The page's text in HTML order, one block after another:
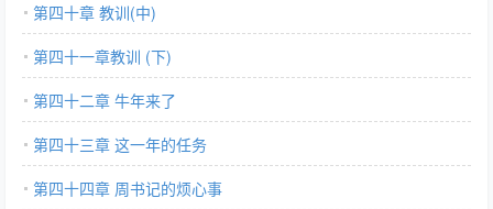
第四十章 教训(中)
第四十一章教训 (下)
第四十二章 牛年来了
第四十三章 这一年的任务
第四十四章 周书记的烦心事